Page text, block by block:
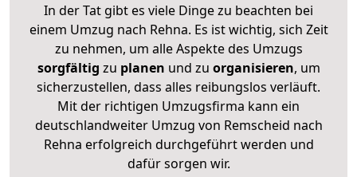
In der Tat gibt es viele Dinge zu beachten bei
einem Umzug nach Rehna. Es ist wichtig, sich Zeit
zu nehmen, um alle Aspekte des Umzugs
sorgfältig zu planen und zu organisieren, um
sicherzustellen, dass alles reibungslos verläuft.
Mit der richtigen Umzugsfirma kann ein
deutschlandweiter Umzug von Remscheid nach
Rehna erfolgreich durchgeführt werden und
dafür sorgen wir.